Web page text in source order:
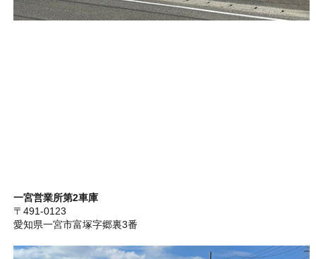
一宮営業所第2車庫
〒491-0123
愛知県一宮市富塚字郷裏3番